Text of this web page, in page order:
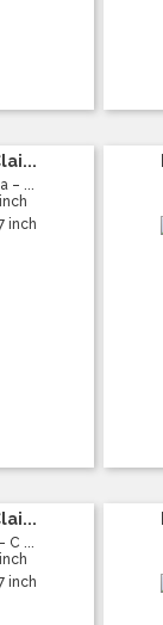
– ...
C ...